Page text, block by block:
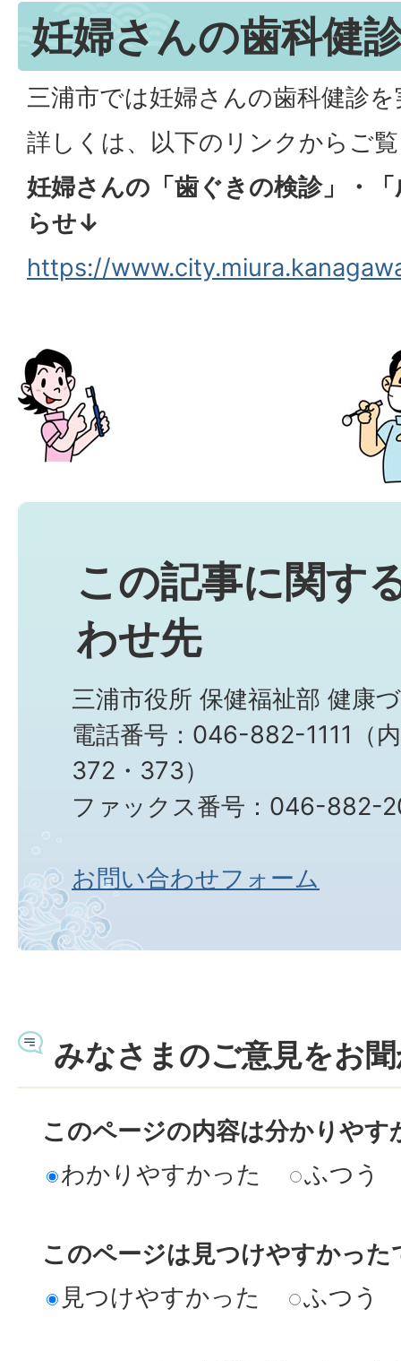
妊婦さんの歯科健
三浦市では妊婦さんの歯科健診
詳しくは、以下のリンクからご
妊婦さんの「歯ぐきの検診」・
らせ↓
https://
この記事に関す
わせ先
三浦市役所 保健福祉部 健康
電話番号：046-882-1111（
372・373）
ファックス番号：046-882-
お問い合わせフォーム
みなさまのご意見をお
このページの内容は分かりやす
わかりやすかった
ふつう
このページは見つけやすかった
見つけやすかった
ふつう